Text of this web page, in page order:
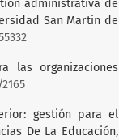
administrativa de
San Martin de
las organizaciones
gestión para el
De La Educación,